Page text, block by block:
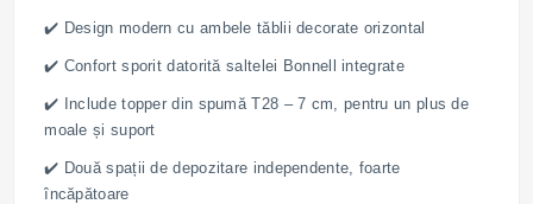
✔️ Design modern cu ambele tăblii decorate orizontal
✔️ Confort sporit datorită saltelei Bonnell integrate
✔️ Include topper din spumă T28 – 7 cm, pentru un plus de
moale și suport
✔️ Două spații de depozitare independente, foarte
încăpătoare